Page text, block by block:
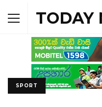
TODAY
SPORT